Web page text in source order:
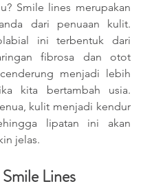
Smile lines merupakan
dari penuaan kulit.
ini terbentuk dari
fibrosa dan otot
menjadi lebih
kita bertambah usia.
kulit menjadi kendur
lipatan ini akan
jelas.
Lines